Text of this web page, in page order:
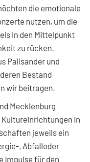
die emotionale
nutzen, um die
in den Mittelpunkt
zu rücken.
Palisander und
Bestand
wir beitragen.
Mecklenburg
in
jeweils ein
, Abfalloder
Impulse für den